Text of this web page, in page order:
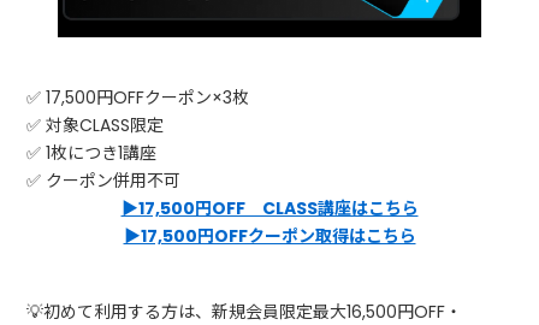
✅ 17,500円OFFクーポン×3枚
✅ 対象CLASS限定
✅ 1枚につき1講座
✅ クーポン併用不可
▶17,500円OFF CLASS講座はこちら
▶17,500円OFFクーポン取得はこちら
💡初めて利用する方は、新規会員限定最大16,500円OFF・